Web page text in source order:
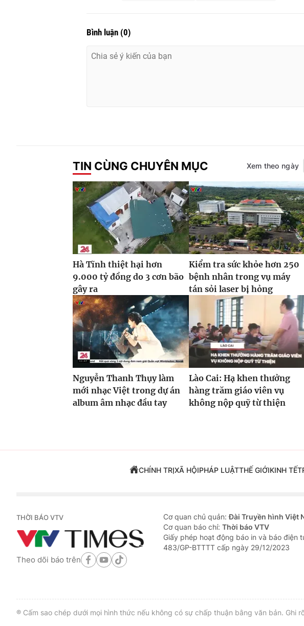
Bình luận (0)
TIN CÙNG CHUYÊN MỤC Xem theo ngày
Hà Tĩnh thiệt hại hơn
9.000 tỷ đồng do 3 cơn bão
gây ra
Kiểm tra sức khỏe hơn 250
bệnh nhân trong vụ máy
tán sỏi laser bị hỏng
Nguyễn Thanh Thụy làm
mới nhạc Việt trong dự án
album âm nhạc đầu tay
Lào Cai: Hạ khen thưởng
hàng trăm giáo viên vụ
không nộp quỹ từ thiện
CHÍNH TRỊXÃ HỘIPHÁP LUẬTTHẾ GIỚIKINH TẾ
THỜI BÁO VTV
Theo dõi báo trên
Cơ quan chủ quản:Đài Truyền hình Việt
Cơ quan báo chí: Thời báo VTV
Giấy phép hoạt động báo in và báo điện
483/GP-BTTTT cấp ngày 29/12/2023
® Cấm sao chép dưới mọi hình thức nếu không có sự chấp thuận bằng văn bản. Ghi